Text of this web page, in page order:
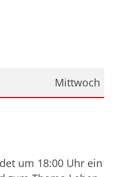
Mittwoch
um 18:00 Uhr ein